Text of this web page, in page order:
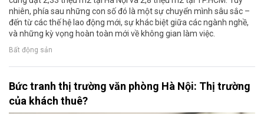
nhiên, phía sau những con số đó là một sự chuyển mình sâu sắc –
đến từ các thế hệ lao động mới, sự khác biệt giữa các ngành nghề,
và những kỳ vọng hoàn toàn mới về không gian làm việc.
Bất động sản
Bức tranh thị trường văn phòng Hà Nội: Thị trường
của khách thuê?